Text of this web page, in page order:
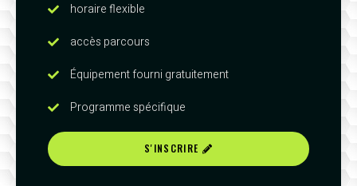
horaire flexible
accès parcours
Équipement fourni gratuitement
Programme spécifique
S'INSCRIRE